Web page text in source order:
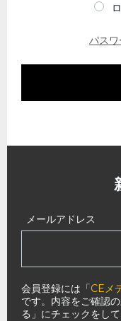
パス
メールアドレス
会員登録には「CEメ
です。内容をご確認
る」にチェックをし